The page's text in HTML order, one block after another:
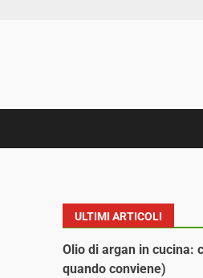
ULTIMI ARTICOLI
Olio di argan in cucina:
quando conviene)